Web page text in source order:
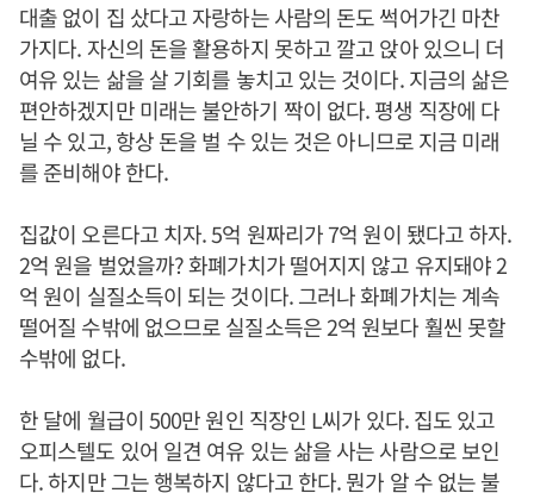
대출 없이 집 샀다고 자랑하는 사람의 돈도 썩어가긴 마찬
가지다. 자신의 돈을 활용하지 못하고 깔고 앉아 있으니 더
여유 있는 삶을 살 기회를 놓치고 있는 것이다. 지금의 삶은
편안하겠지만 미래는 불안하기 짝이 없다. 평생 직장에 다
닐 수 있고, 항상 돈을 벌 수 있는 것은 아니므로 지금 미래
를 준비해야 한다.
집값이 오른다고 치자. 5억 원짜리가 7억 원이 됐다고 하자.
2억 원을 벌었을까? 화폐가치가 떨어지지 않고 유지돼야 2
억 원이 실질소득이 되는 것이다. 그러나 화폐가치는 계속
떨어질 수밖에 없으므로 실질소득은 2억 원보다 훨씬 못할
수밖에 없다.
한 달에 월급이 500만 원인 직장인 L씨가 있다. 집도 있고
오피스텔도 있어 일견 여유 있는 삶을 사는 사람으로 보인
다. 하지만 그는 행복하지 않다고 한다. 뭔가 알 수 없는 불